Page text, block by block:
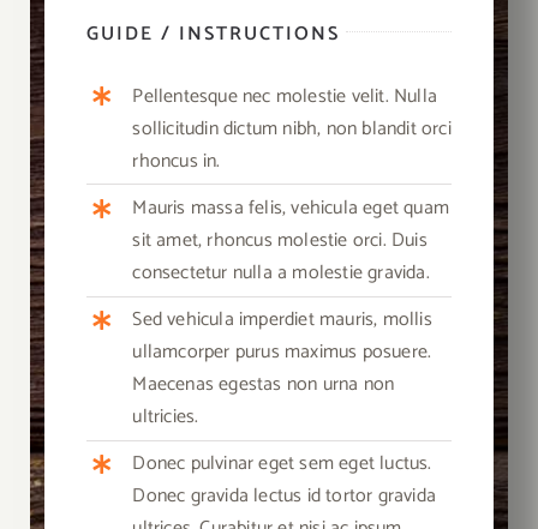
GUIDE / INSTRUCTIONS
Pellentesque nec molestie velit. Nulla
sollicitudin dictum nibh, non blandit orci
rhoncus in.
Mauris massa felis, vehicula eget quam
sit amet, rhoncus molestie orci. Duis
consectetur nulla a molestie gravida.
Sed vehicula imperdiet mauris, mollis
ullamcorper purus maximus posuere.
Maecenas egestas non urna non
ultricies.
Donec pulvinar eget sem eget luctus.
Donec gravida lectus id tortor gravida